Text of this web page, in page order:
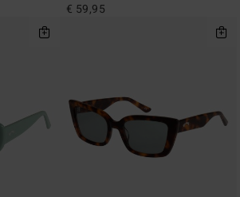
€ 59,95